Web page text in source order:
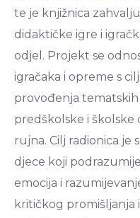
te je knjižnica
didaktičke igre i
odjel. Projekt se
igračaka i opreme s
provođenja
predškolske i školske
rujna. Cilj radionica je
djece koji
emocija i
kritičkog promišljanja